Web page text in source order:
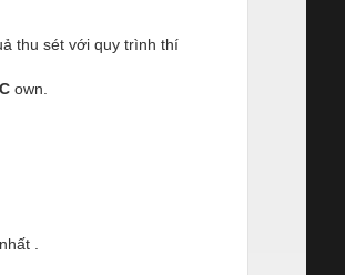
thu sét với quy trình thí
own.
.